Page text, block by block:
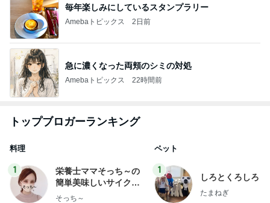
毎年楽しみにしているスタンプラリー
Amebaトピックス 2日前
急に濃くなった両頬のシミの対処
Amebaトピックス 22時間前
トップブロガーランキング
料理
1
栄養士ママそっち～の
簡単美味しいサイクル
献立
そっち～
ペット
1
しろとくろしろ
たまねぎ